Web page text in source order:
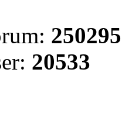
250295
20533